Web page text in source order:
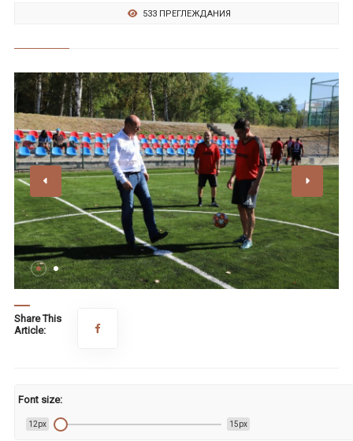
533 ПРЕГЛЕЖДАНИЯ
Share This
Article:
Font size:
12px 15px